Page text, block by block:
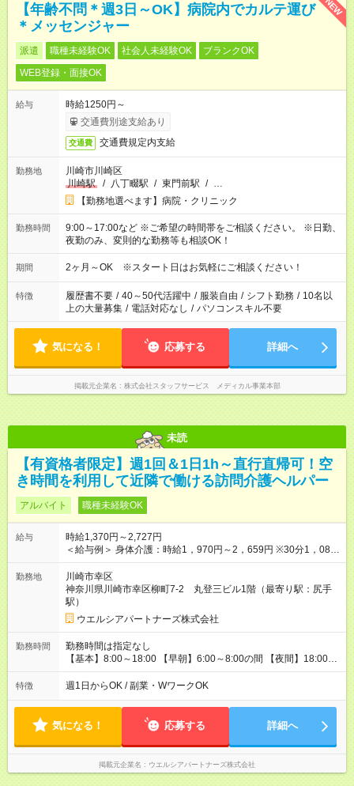
NEW
【年齢不問＊週3日～OK】病院内でカルテ運び
＊メッセンジャー
派遣 職種未経験OK 社会人未経験OK
ブランクOK
WEB登録・面接OK
給与
時給1250円～
交通費別途支給あり
交通費 交通費規定内支給
勤務地
川崎市川崎区
川崎駅
/ 八丁畷駅 / 東門前駅 / …
【勤務地選べます】病院・クリニック
勤務時間
9:00～17:00など ※ご希望の時間帯をご相談ください。 ※日勤、
夜勤のみ、変則的な勤務等も相談OK！
期間 2ヶ月～OK ※スタート日はお気軽にご相談ください！
特徴 履歴書不要 / 40～50代活躍中 / 服装自由 / シフト勤務 / 10名以
上の大量募集 / 電話対応なし / パソコンスキル不要
気になる！ 応募する 詳細へ
掲載元企業名 株式会社スタッフサービス メディカル事業本部
未読
【有資格者限定】週1回＆1日1h～直行直帰可！空
き時間を利用して近隣で働ける訪問介護ヘルパー
アルバイト 職種未経験OK
給与
時給1,370円～2,727円
＜給与例＞ 身体介護：時給1，970円～2，659円 ※30分1，085
円のサービスあり 生活援助：時給1，370円～1，849円 介護保
険外：1，520円～2，052円 ＜介護福祉士の場合の給与例＞ 身
体介護：時給2，020円～2，727円 ※30分1，110円のサービス
あり 生活援助：時給1，420円～1，917円 介護保険外：時給1，
570円～2，119円 ・早朝/夜間/祝日は時給25％UP ・日曜日は時
給35％UP 【試用期間】試用期間なし
勤務地
川崎市幸区
神奈川県川崎市幸区柳町7-2 丸登三ビル1階（最寄り駅：尻手
駅）
ウエルシアパートナーズ株式会社
勤務時間
勤務時間は指定なし
【基本】8:00～18:00 【早朝】6:00～8:00の間 【夜間】18:00～
22:00の間で 週1日・1日1時間～勤務OK ※実働1～8h 近隣勤務
で直行直帰可！ ★平日のみ、土日のみ 午前のみ・午後のみな
ワーク(副業)OK 扶養控除内勤務もモチロンOK
特徴 週1日からOK / 副業・WワークOK
気になる！ 応募する 詳細へ
掲載元企業名 ウエルシアパートナーズ株式会社